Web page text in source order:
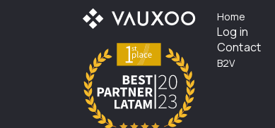
Home
Log in
Contact
B2V